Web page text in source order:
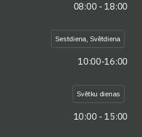
08:00 - 18:00
Sestdiena, Svētdiena
10:00-16:00
Svētku dienas
10:00 - 15:00